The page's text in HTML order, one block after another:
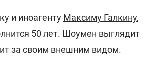
и иноагенту Максиму Галкину,
50 лет. Шоумен выглядит
за своим внешним видом.